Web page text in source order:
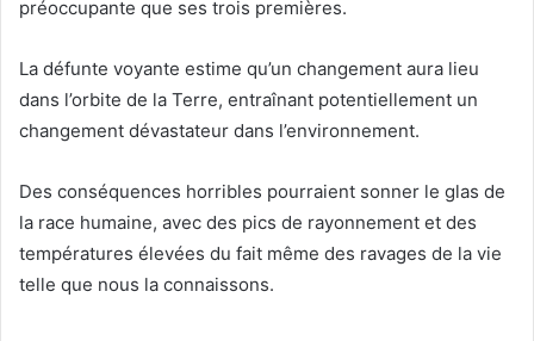
préoccupante que ses trois premières.
La défunte voyante estime qu’un changement aura lieu
dans l’orbite de la Terre, entraînant potentiellement un
changement dévastateur dans l’environnement.
Des conséquences horribles pourraient sonner le glas de
la race humaine, avec des pics de rayonnement et des
températures élevées du fait même des ravages de la vie
telle que nous la connaissons.